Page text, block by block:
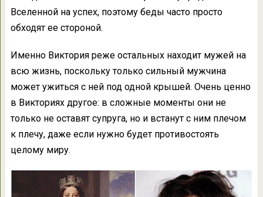
Вселенной на успех, поэтому беды часто просто
обходят ее стороной.
Именно Виктория реже остальных находит мужей на
всю жизнь, поскольку только сильный мужчина
может ужиться с ней под одной крышей. Очень ценно
в Викториях другое: в сложные моменты они не
только не оставят супруга, но и встанут с ним плечом
к плечу, даже если нужно будет противостоять
целому миру.